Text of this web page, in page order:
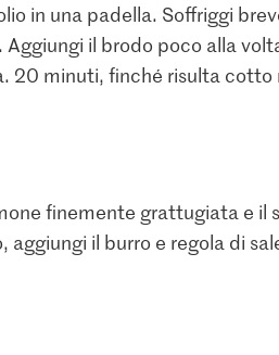
in una padella. Soffriggi
il brodo poco alla
20 minuti, finché risulta cotto
finemente grattugiata e
aggiungi il burro e regola di